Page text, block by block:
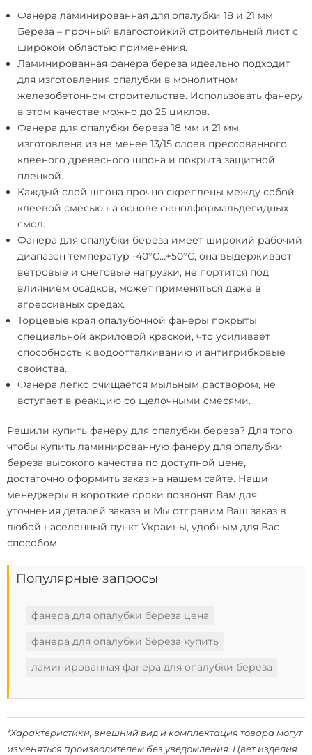
Фанера ламинированная для опалубки 18 и 21 мм
Береза – прочный влагостойкий строительный лист с
широкой областью применения.
Ламинированная фанера береза идеально подходит
для изготовления опалубки в монолитном
железобетонном строительстве. Использовать фанеру
в этом качестве можно до 25 циклов.
Фанера для опалубки береза ​​18 мм и 21 мм
изготовлена ​​из не менее 13/15 слоев прессованного
клееного древесного шпона и покрыта защитной
пленкой.
Каждый слой шпона прочно скреплены между собой
клеевой смесью на основе фенолформальдегидных
смол.
Фанера для опалубки береза имеет широкий рабочий
диапазон температур -40°С…+50°С, она выдерживает
ветровые и снеговые нагрузки, не портится под
влиянием осадков, может применяться даже в
агрессивных средах.
Торцевые края опалубочной фанеры покрыты
специальной акриловой краской, что усиливает
способность к водоотталкиванию и антигрибковые
свойства.
Фанера легко очищается мыльным раствором, не
вступает в реакцию со щелочными смесями.
Решили купить фанеру для опалубки береза? Для того
чтобы купить ламинированную фанеру для опалубки
береза ​​высокого качества по доступной цене,
достаточно оформить заказ на нашем сайте. Наши
менеджеры в короткие сроки позвонят Вам для
уточнения деталей заказа и Мы отправим Ваш заказ в
любой населенный пункт Украины, удобным для Вас
способом.
Популярные запросы
фанера для опалубки береза ​​цена
фанера для опалубки береза ​​купить
ламинированная фанера для опалубки береза
*Характеристики, внешний вид и комплектация товара могут
изменяться производителем без уведомления. Цвет изделия